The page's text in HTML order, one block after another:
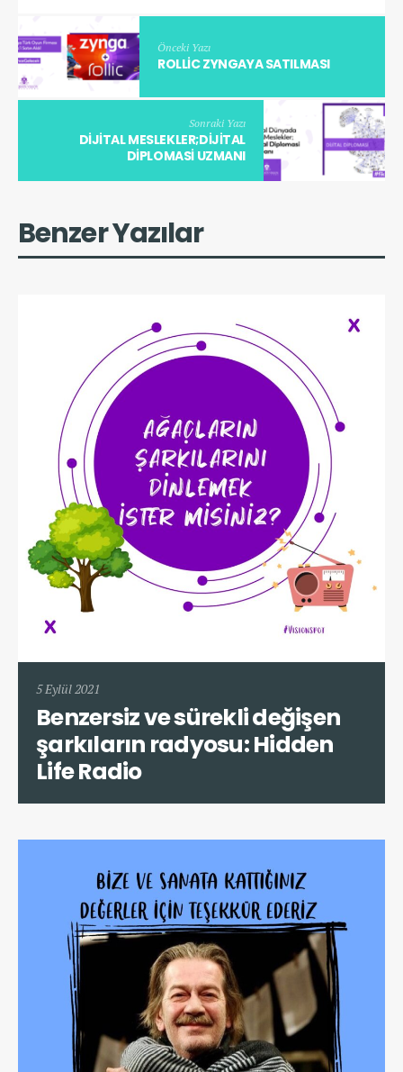
Önceki Yazı
ROLLIC ZYNGAYA SATILMASI
Sonraki Yazı
DIJITAL MESLEKLER;DIJITAL
DIPLOMASI UZMANI
Benzer Yazılar
5 Eylül 2021
Benzersiz ve sürekli değişen
şarkıların radyosu: Hidden
Life Radio